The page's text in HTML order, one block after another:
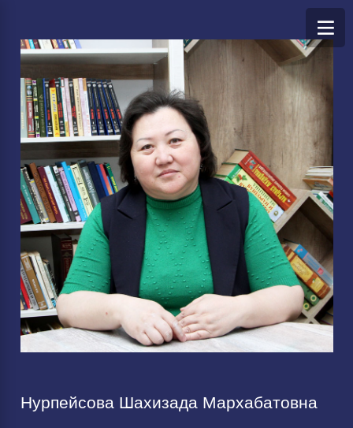
Нурпейсова Шахизада Мархабатовна